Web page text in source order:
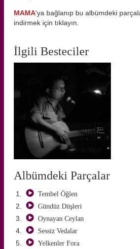
MAMA'ya bağlanıp bu albümdeki
indirmek için tıklayın.
İlgili Besteciler
AKIN ERDEM
ERTÜBEY
Albümdeki Parçalar
Tembel Öğlen
Gündüz Düşleri
Oynayan Ceylan
Sessiz Vedalar
Yelkenler Fora